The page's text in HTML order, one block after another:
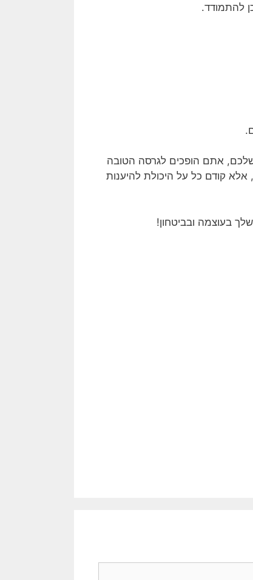
להתמודד.
אתם הופכים לגרסה הטובה
קודם כל על היכולת להיענות
בעוצמה ובביטחון!